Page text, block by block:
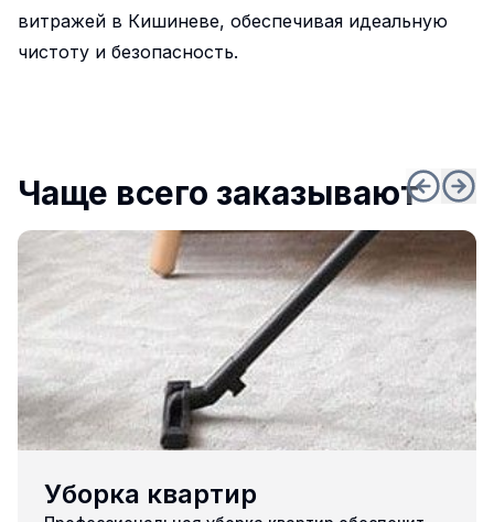
витражей в Кишиневе, обеспечивая идеальную
чистоту и безопасность.
Чаще всего заказывают
Популярное
Уборка квартир